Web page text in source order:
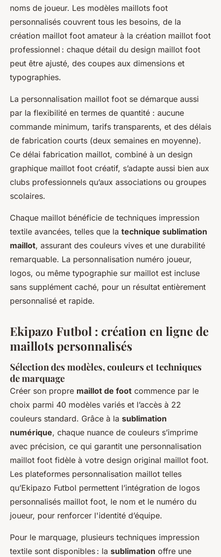
noms de joueur. Les modèles maillots foot
personnalisés couvrent tous les besoins, de la
création maillot foot amateur à la création maillot foot
professionnel : chaque détail du design maillot foot
peut être ajusté, des coupes aux dimensions et
typographies.
La personnalisation maillot foot se démarque aussi
par la flexibilité en termes de quantité : aucune
commande minimum, tarifs transparents, et des délais
de fabrication courts (deux semaines en moyenne).
Ce délai fabrication maillot, combiné à un design
graphique maillot foot créatif, s’adapte aussi bien aux
clubs professionnels qu’aux associations ou groupes
scolaires.
Chaque maillot bénéficie de techniques impression
textile avancées, telles que la technique sublimation
maillot, assurant des couleurs vives et une durabilité
remarquable. La personnalisation numéro joueur,
logos, ou même typographie sur maillot est incluse
sans supplément caché, pour un résultat entièrement
personnalisé et rapide.
Ekipazo Futbol : création en ligne de
maillots personnalisés
Sélection des modèles, couleurs et techniques
de marquage
Créer son propre maillot de foot commence par le
choix parmi 40 modèles variés et l’accès à 22
couleurs standard. Grâce à la sublimation
numérique, chaque nuance de couleurs s’imprime
avec précision, ce qui garantit une personnalisation
maillot foot fidèle à votre design original maillot foot.
Les plateformes personnalisation maillot telles
qu’Ekipazo Futbol permettent l’intégration de logos
personnalisés maillot foot, le nom et le numéro du
joueur, pour renforcer l'identité d’équipe.
Pour le marquage, plusieurs techniques impression
textile sont disponibles : la sublimation offre une